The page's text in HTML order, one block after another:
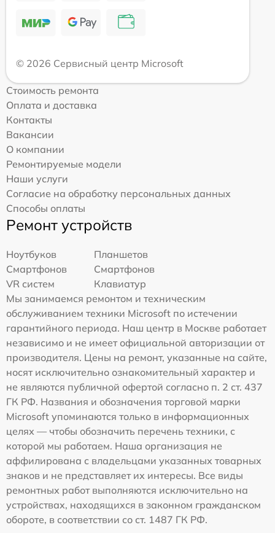
© 2026 Сервисный центр Microsoft
Стоимость ремонта
Оплата и доставка
Контакты
Вакансии
О компании
Ремонтируемые модели
Наши услуги
Согласие на обработку персональных данных
Способы оплаты
Ремонт устройств
Ноутбуков
Планшетов
Смартфонов
Смартфонов
VR систем
Клавиатур
Мы занимаемся ремонтом и техническим
обслуживанием техники Microsoft по истечении
гарантийного периода. Наш центр в Москве работает
независимо и не имеет официальной авторизации от
производителя. Цены на ремонт, указанные на сайте,
носят исключительно ознакомительный характер и
не являются публичной офертой согласно п. 2 ст. 437
ГК РФ. Названия и обозначения торговой марки
Microsoft упоминаются только в информационных
целях — чтобы обозначить перечень техники, с
которой мы работаем. Наша организация не
аффилирована с владельцами указанных товарных
знаков и не представляет их интересы. Все виды
ремонтных работ выполняются исключительно на
устройствах, находящихся в законном гражданском
обороте, в соответствии со ст. 1487 ГК РФ.